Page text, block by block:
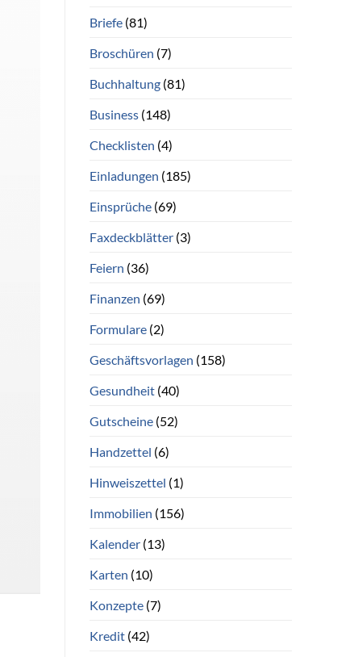
Briefe(81)
Broschüren (7)
Buchhaltung(81)
Business(148)
Checklisten (4)
Einladungen (185)
Einsprüche(69)
Faxdeckblätter(3)
Feiern (36)
Finanzen (69)
Formulare(2)
Geschäftsvorlagen (158)
Gesundheit(40)
Gutscheine(52)
Handzettel (6)
Hinweiszettel (1)
Immobilien (156)
Kalender(13)
Karten (10)
Konzepte(7)
Kredit(42)